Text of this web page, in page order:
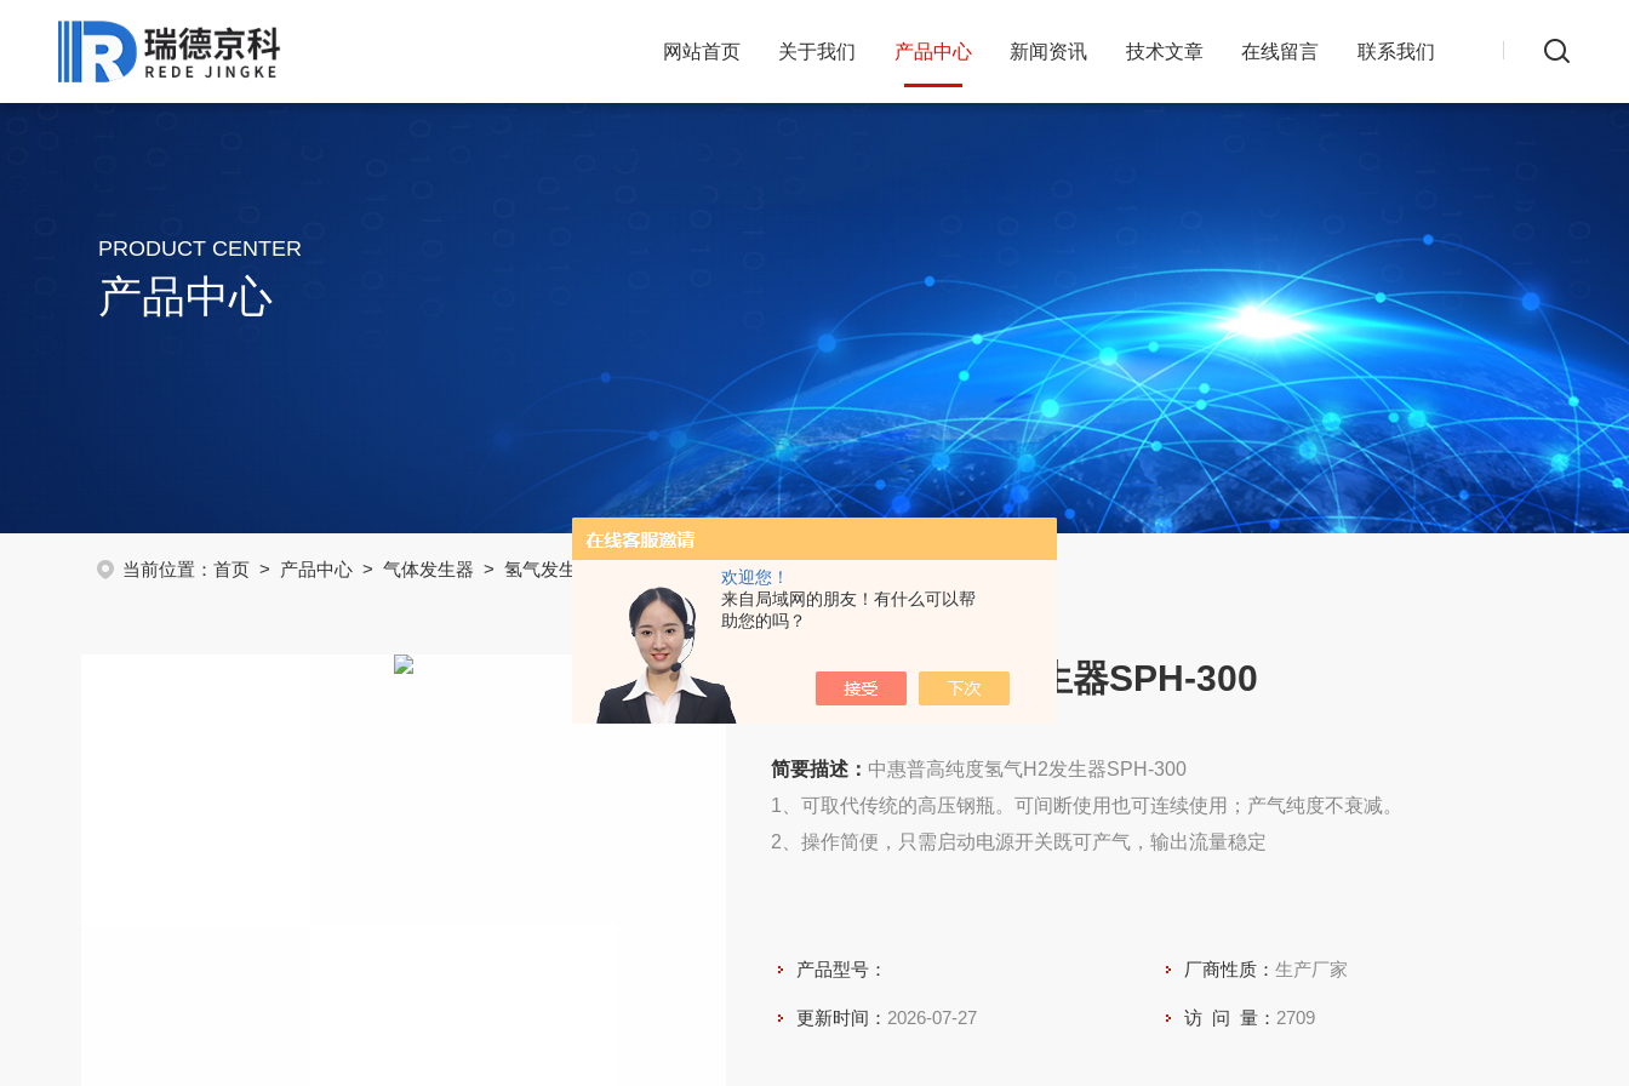
欢迎您！
来自局域网的朋友！有什么可以帮
助您的吗？
网站首页 关于我们 产品中心 新闻资讯 技术文章 在线留言 联系我们
PRODUCT CENTER
产品中心
当前位置：首页 > 产品中心 >气体发生器 >氢气发生器 > 高纯度氢气H2发生器SPH-300
高纯度氢气H2发生器SPH-300
简要描述： 中惠普高纯度氢气H2发生器SPH-300
1、可取代传统的高压钢瓶。可间断使用也可连续使用；产气纯度不衰减。
2、操作简便，只需启动电源开关既可产气，输出流量稳定
产品型号： 厂商性质：生产厂家
更新时间： 2026-07-27 访 问 量： 2709